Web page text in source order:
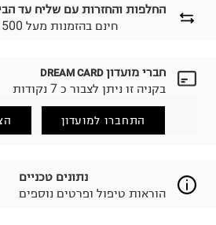
החלפות והחזרות עם שליח עד
₪ חינם בהזמנות מעל 500
לבחירת בשיטת המשלוח המתאימה
הזמנתם והתחרטתם?
(במקום ב-19.9 ₪) לזמן מוגבל! חינם בהזמנות מעל 500 ₪.
למידע נא ללחוץ כאן
.
לפני החזרת החבילה, חשוב להדביק את
חברי מועדון DREAM CARD
בקניה זו ניתן לצבור כ 7 נקודות
התחברו למועדון
נתונים טכניים
הוראות טיפול ופרטים נוספים